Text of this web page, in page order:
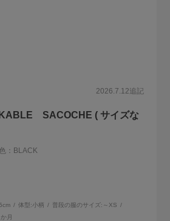
2026.7.12追記
SACOCHE ( サイズな
：BLACK
体型:小柄 普段の服のサイズ: ～XS
月